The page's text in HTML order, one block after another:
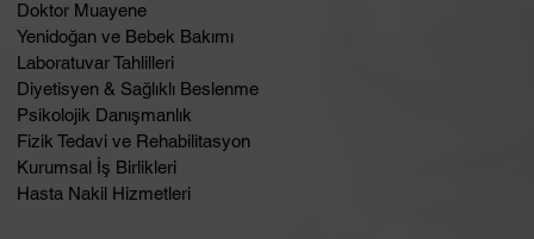
Doktor Muayene
Yenidoğan ve Bebek Bakımı
Laboratuvar Tahlilleri
Diyetisyen & Sağlıklı Beslenme
Psikolojik Danışmanlık
Fizik Tedavi ve Rehabilitasyon
Kurumsal İş Birlikleri
Hasta Nakil Hizmetleri